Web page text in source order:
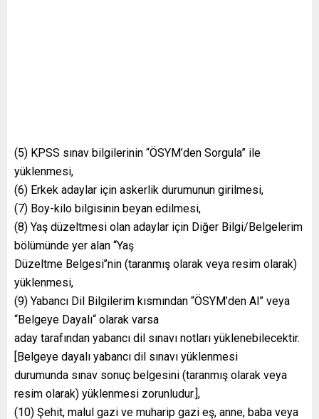
(5) KPSS sınav bilgilerinin “ÖSYM’den Sorgula” ile
yüklenmesi,
(6) Erkek adaylar için askerlik durumunun girilmesi,
(7) Boy-kilo bilgisinin beyan edilmesi,
(8) Yaş düzeltmesi olan adaylar için Diğer Bilgi/Belgelerim
bölümünde yer alan ‘‘Yaş
Düzeltme Belgesi’’nin (taranmış olarak veya resim olarak)
yüklenmesi,
(9) Yabancı Dil Bilgilerim kısmından “ÖSYM’den Al” veya
“Belgeye Dayalı“ olarak varsa
aday tarafından yabancı dil sınavı notları yüklenebilecektir.
[Belgeye dayalı yabancı dil sınavı yüklenmesi
durumunda sınav sonuç belgesini (taranmış olarak veya
resim olarak) yüklenmesi zorunludur.],
(10) Şehit, malul gazi ve muharip gazi eş, anne, baba veya